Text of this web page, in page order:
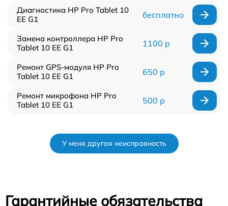
Диагностика HP Pro Tablet 10
EE G1
бесплатно
Замена контроллера HP Pro
Tablet 10 EE G1
1100 р
Ремонт GPS-модуля HP Pro
Tablet 10 EE G1
650 р
Ремонт микрофона HP Pro
Tablet 10 EE G1
500 р
У меня другая неисправность
Гарантийные обязательства